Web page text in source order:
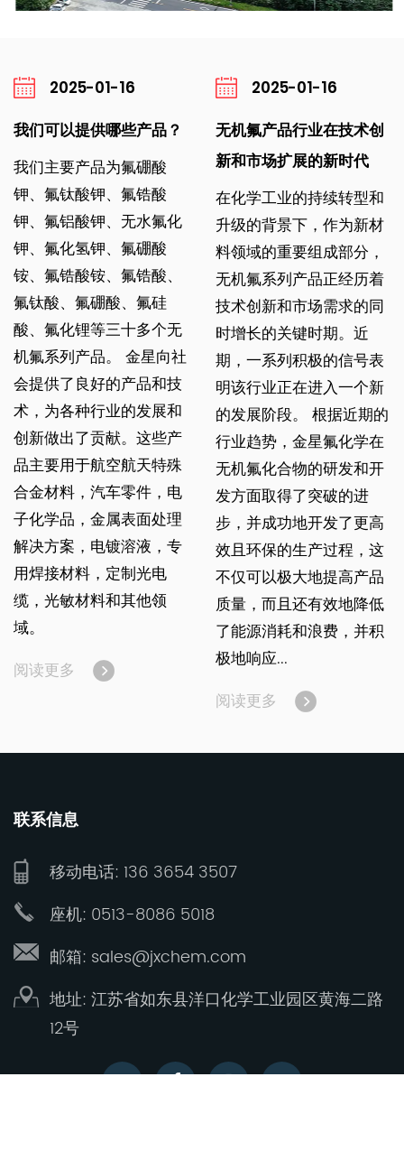
2025-01-16
我们可以提供哪些产品？
我们主要产品为氟硼酸
钾、氟钛酸钾、氟锆酸
钾、氟铝酸钾、无水氟化
钾、氟化氢钾、氟硼酸
铵、氟锆酸铵、氟锆酸、
氟钛酸、氟硼酸、氟硅
酸、氟化锂等三十多个无
机氟系列产品。 金星向社
会提供了良好的产品和技
术，为各种行业的发展和
创新做出了贡献。这些产
品主要用于航空航天特殊
合金材料，汽车零件，电
子化学品，金属表面处理
解决方案，电镀溶液，专
用焊接材料，定制光电
缆，光敏材料和其他领
域。
阅读更多
2025-01-16
无机氟产品行业在技术创
新和市场扩展的新时代
在化学工业的持续转型和
升级的背景下，作为新材
料领域的重要组成部分，
无机氟系列产品正经历着
技术创新和市场需求的同
时增长的关键时期。近
期，一系列积极的信号表
明该行业正在进入一个新
的发展阶段。 根据近期的
行业趋势，金星氟化学在
无机氟化合物的研发和开
发方面取得了突破的进
步，并成功地开发了更高
效且环保的生产过程，这
不仅可以极大地提高产品
质量，而且还有效地降低
了能源消耗和浪费，并积
极地响应...
阅读更多
联系信息
移动电话: 136 3654 3507
座机: 0513-8086 5018
邮箱: sales@jxchem.com
地址: 江苏省如东县洋口化学工业园区黄海二路
12号